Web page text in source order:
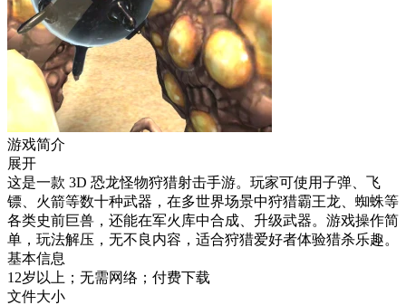
游戏简介
展开
这是一款 3D 恐龙怪物狩猎射击手游。玩家可使用子弹、飞
镖、火箭等数十种武器，在多世界场景中狩猎霸王龙、蜘蛛等
各类史前巨兽，还能在军火库中合成、升级武器。游戏操作简
单，玩法解压，无不良内容，适合狩猎爱好者体验猎杀乐趣。
基本信息
12岁以上；无需网络；付费下载
文件大小